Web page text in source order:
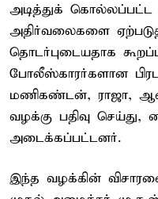
அடித்துக்
அதிர்வலைகளை
தொடர்புடையதாக
போலீஸ்காரர்களான
மணிகண்டன், ராஜா,
வழக்கு பதிவு செய்து,
அடைக்கப்பட்டனர்.
இந்த வழக்கின்